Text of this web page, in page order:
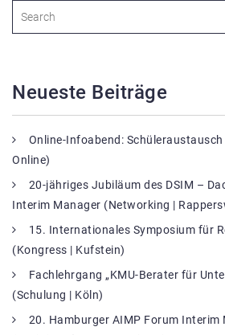
Neueste Beiträge
Online-Infoabend:
Online)
20-jähriges Jubiläum des DSIM –
Interim Manager (Networking |
15. Internationales Symposium für
(Kongress | Kufstein)
Fachlehrgang „KMU-Berater für
(Schulung | Köln)
20. Hamburger AIMP Forum Interim